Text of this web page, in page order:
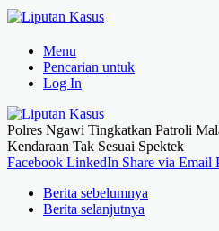
Menu
Pencarian untuk
Log In
Polres Ngawi Tingkatkan Patroli
Kendaraan Tak Sesuai Spektek
Facebook LinkedIn Share via Email
Berita sebelumnya
Berita selanjutnya